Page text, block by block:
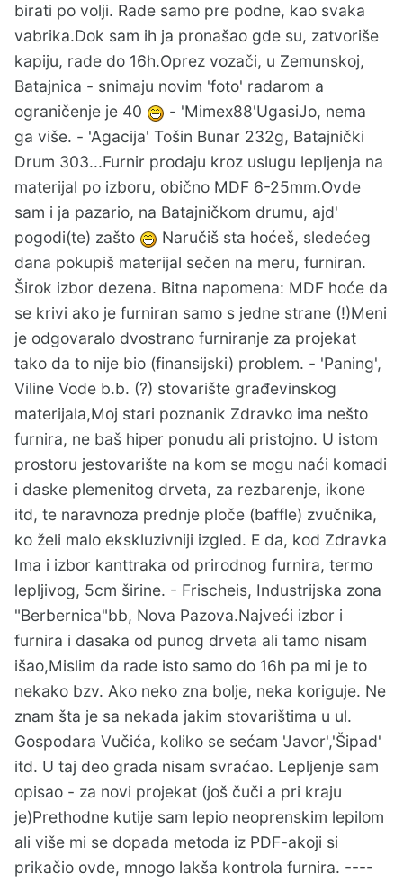
birati po volji. Rade samo pre podne, kao svaka
vabrika.Dok sam ih ja pronašao gde su, zatvoriše
kapiju, rade do 16h.Oprez vozači, u Zemunskoj,
Batajnica - snimaju novim 'foto' radarom a
ograničenje je 40
- 'Mimex88'UgasiJo, nema
ga više. - 'Agacija' Tošin Bunar 232g, Batajnički
Drum 303...Furnir prodaju kroz uslugu lepljenja na
materijal po izboru, obično MDF 6-25mm.Ovde
sam i ja pazario, na Batajničkom drumu, ajd'
pogodi(te) zašto
Naručiš sta hoćeš, sledećeg
dana pokupiš materijal sečen na meru, furniran.
Širok izbor dezena. Bitna napomena: MDF hoće da
se krivi ako je furniran samo s jedne strane (!)Meni
je odgovaralo dvostrano furniranje za projekat
tako da to nije bio (finansijski) problem. - 'Paning',
Viline Vode b.b. (?) stovarište građevinskog
materijala,Moj stari poznanik Zdravko ima nešto
furnira, ne baš hiper ponudu ali pristojno. U istom
prostoru jestovarište na kom se mogu naći komadi
i daske plemenitog drveta, za rezbarenje, ikone
itd, te naravnoza prednje ploče (baffle) zvučnika,
ko želi malo ekskluzivniji izgled. E da, kod Zdravka
Ima i izbor kanttraka od prirodnog furnira, termo
lepljivog, 5cm širine. - Frischeis, Industrijska zona
"Berbernica"bb, Nova Pazova.Najveći izbor i
furnira i dasaka od punog drveta ali tamo nisam
išao,Mislim da rade isto samo do 16h pa mi je to
nekako bzv. Ako neko zna bolje, neka koriguje. Ne
znam šta je sa nekada jakim stovarištima u ul.
Gospodara Vučića, koliko se sećam 'Javor','Šipad'
itd. U taj deo grada nisam svraćao. Lepljenje sam
opisao - za novi projekat (još čuči a pri kraju
je)Prethodne kutije sam lepio neoprenskim lepilom
ali više mi se dopada metoda iz PDF-akoji si
prikačio ovde, mnogo lakša kontrola furnira. ----